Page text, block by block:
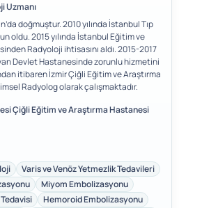
Uzmanı
doğmuştur. 2010 yılında İstanbul Tıp
oldu. 2015 yılında İstanbul Eğitim ve
Radyoloji ihtisasını aldı. 2015-2017
Devlet Hastanesinde zorunlu hizmetini
itibaren İzmir Çiğli Eğitim ve Araştırma
Radyolog olarak çalışmaktadır.
Çiğli Eğitim ve Araştırma Hastanesi
Varis ve Venöz Yetmezlik Tedavileri
Miyom Embolizasyonu
Hemoroid Embolizasyonu